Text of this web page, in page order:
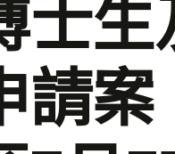
士
請案